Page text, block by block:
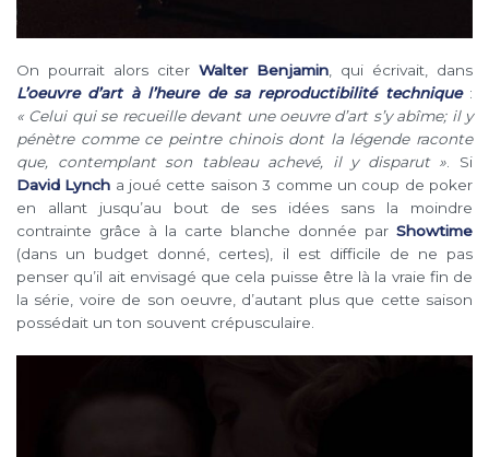
On pourrait alors citer Walter Benjamin , qui écrivait, dans
L’oeuvre d’art à l’heure de sa reproductibilité technique:
« Celui qui se recueille devant une oeuvre d’art s’y abîme; il y
pénètre comme ce peintre chinois dont la légende raconte
que, contemplant son tableau achevé, il y disparut » . Si
David Lynch a joué cette saison 3 comme un coup de poker
en allant jusqu’au bout de ses idées sans la moindre
contrainte grâce à la carte blanche donnée par Showtime
(dans un budget donné, certes), il est difficile de ne pas
penser qu’il ait envisagé que cela puisse être là la vraie fin de
la série, voire de son oeuvre, d’autant plus que cette saison
possédait un ton souvent crépusculaire.